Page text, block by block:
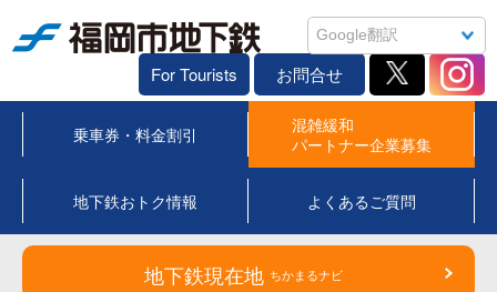
For Tourists お問合せ
乗車券・料金割引
混雑緩和
パートナー企業募集
地下鉄おトク情報 よくあるご質問
地下鉄現在地 ちかまるナビ